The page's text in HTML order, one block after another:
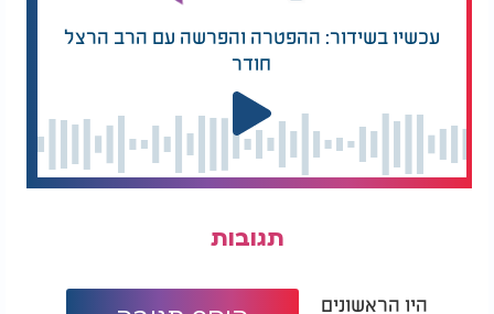
עכשיו בשידור: ההפטרה והפרשה עם הרב הרצל
חודר
תגובות
היו הראשונים